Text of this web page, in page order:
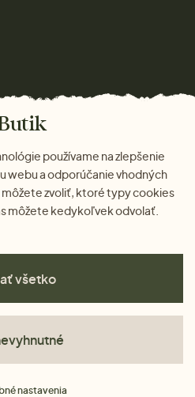
používame na zlepšenie
webu a odporúčanie vhodných
môžete zvoliť, ktoré typy cookies
môžete kedykoľvek odvolať.
všetko
nastavenia